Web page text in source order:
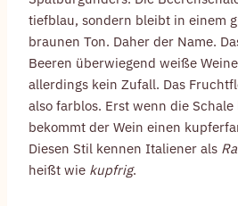
tiefblau, sondern bleibt in einem
braunen Ton. Daher der Name.
Beeren überwiegend weiße
allerdings kein Zufall. Das
also farblos. Erst wenn die
bekommt der Wein einen
Diesen Stil kennen Italiener als
heißt wie kupfrig.